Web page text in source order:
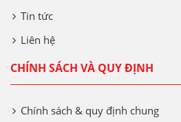
Tin tức
Liên hệ
CHÍNH SÁCH VÀ QUY ĐỊNH
Chính sách & quy định chung